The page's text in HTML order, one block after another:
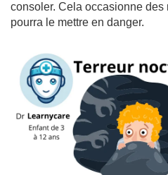
consoler. Cela occasionne des
pourra le mettre en danger.